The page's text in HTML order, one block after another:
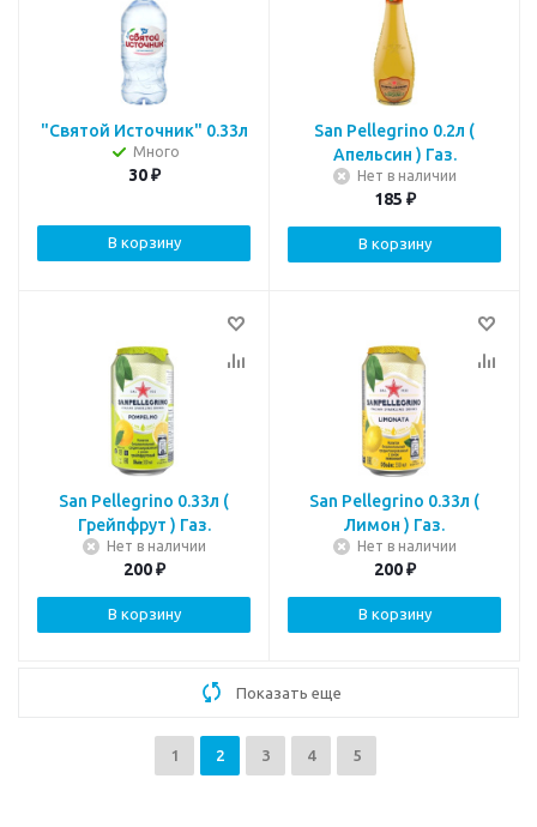
"Святой Источник" 0.33л
Много
30₽
В корзину
San Pellegrino 0.2л (
Апельсин ) Газ.
Нет в наличии
185 ₽
В корзину
San Pellegrino 0.33л (
Грейпфрут ) Газ.
Нет в наличии
200₽
В корзину
San Pellegrino 0.33л (
Лимон ) Газ.
Нет в наличии
200₽
В корзину
Показать еще
1 2 3 4 5